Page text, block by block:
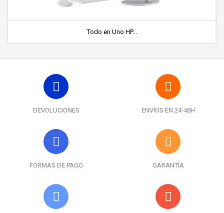
Todo en Uno HP...
DEVOLUCIONES ENVÍOS EN 24-48H
FORMAS DE PAGO GARANTÍA